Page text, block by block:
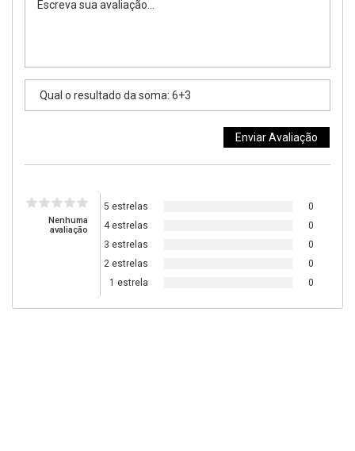
Nenhuma
avaliação
5 estrelas
0
4 estrelas
0
3 estrelas
0
2 estrelas
0
1 estrela
0